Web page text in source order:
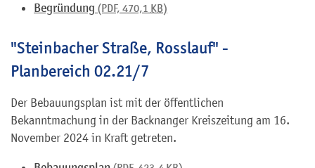
Begründung (PDF, 470,1 KB)
"Steinbacher Straße, Rosslauf" -
Planbereich 02.21/7
Der Bebauungsplan ist mit der öffentlichen
Bekanntmachung in der Backnanger Kreiszeitung am 16.
November 2024 in Kraft getreten.